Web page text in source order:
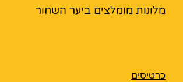
מלונות מומלצים ביער השחור
כרטיסים